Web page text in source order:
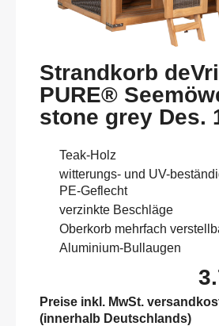
Strandkorb
PURE®
stone grey Des.
Teak-Holz
witterungs- und UV-
PE-Geflecht
verzinkte Beschläge
Oberkorb mehrfach
Aluminium-Bullaugen
Preise inkl. MwSt.
(innerhalb Deutschlands)